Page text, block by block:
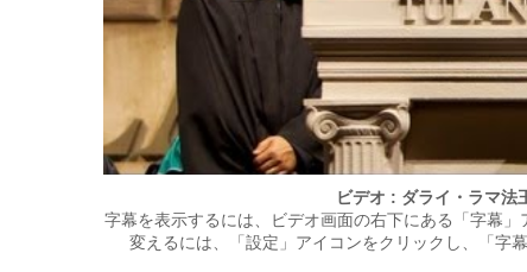
ビデオ : ダライ・ラマ
字幕を表示するには、ビデオ画面の右下にある「字幕
変えるには、「設定」アイコンをクリックし、「字